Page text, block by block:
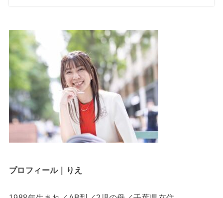
プロフィール｜りえ